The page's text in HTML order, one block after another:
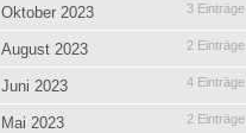
Oktober 2023 3 Einträge
August 2023 2 Einträge
Juni 2023 4 Einträge
Mai 2023 2 Einträge